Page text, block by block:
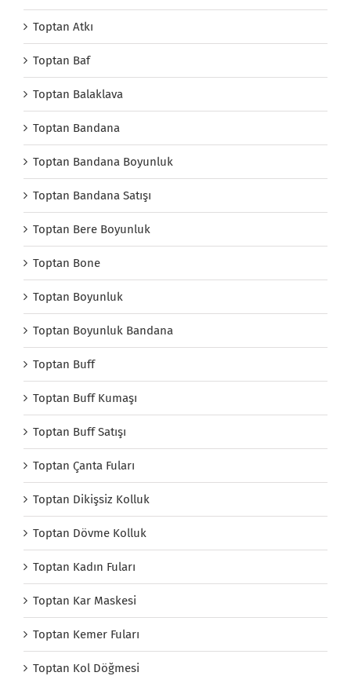
Toptan Atkı
Toptan Baf
Toptan Balaklava
Toptan Bandana
Toptan Bandana Boyunluk
Toptan Bandana Satışı
Toptan Bere Boyunluk
Toptan Bone
Toptan Boyunluk
Toptan Boyunluk Bandana
Toptan Buff
Toptan Buff Kumaşı
Toptan Buff Satışı
Toptan Çanta Fuları
Toptan Dikişsiz Kolluk
Toptan Dövme Kolluk
Toptan Kadın Fuları
Toptan Kar Maskesi
Toptan Kemer Fuları
Toptan Kol Döğmesi